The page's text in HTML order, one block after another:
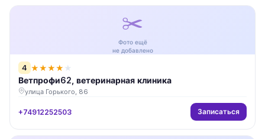
✂️
Фото ещё
не добавлено
4 ★★★★ ★
Ветпрофи62, ветеринарная клиника
улица Горького, 86
+74912252503 Записаться